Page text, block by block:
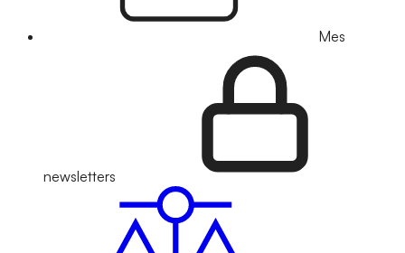
Mes
newsletters